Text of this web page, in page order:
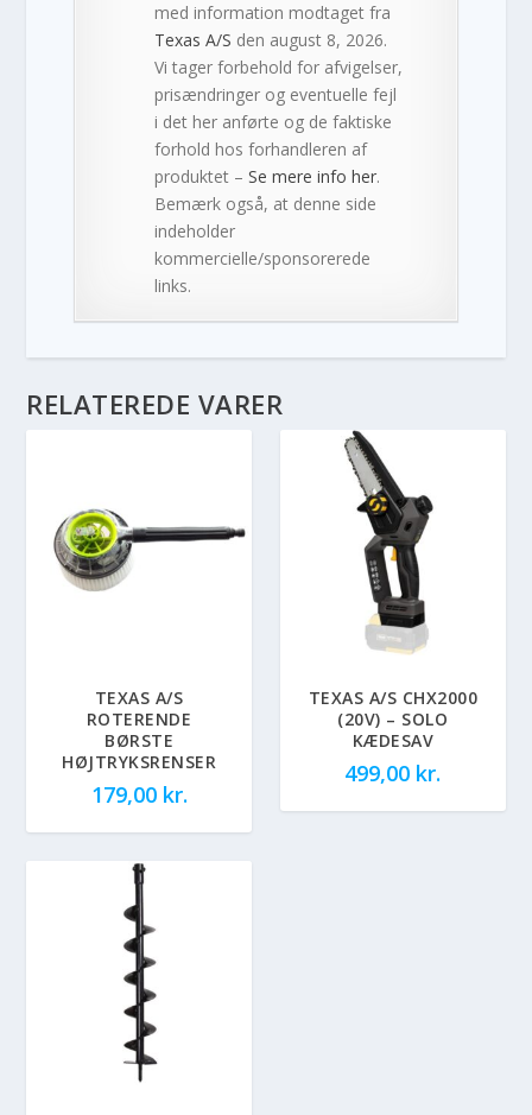
med information modtaget fra
Texas A/S den august 8, 2026.
Vi tager forbehold for afvigelser,
prisændringer og eventuelle fejl
i det her anførte og de faktiske
forhold hos forhandleren af
produktet –Se mere info her.
Bemærk også, at denne side
indeholder
kommercielle/sponsorerede
links.
RELATEREDE VARER
TEXAS A/S
ROTERENDE
BØRSTE
HØJTRYKSRENSER
179,00 kr.
TEXAS A/S CHX2000
(20V) – SOLO
KÆDESAV
499,00 kr.